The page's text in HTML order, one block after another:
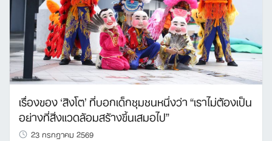
เรื่องของ ‘สิงโต’ ที่บอกเด็กชุมชนหนึ่งว่า “เราไม่ต้องเป็น
อย่างที่สิ่งแวดล้อมสร้างขึ้นเสมอไป”
23 กรกฎาคม 2569